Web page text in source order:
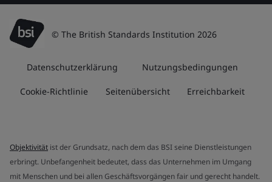
© The British Standards Institution 2026
Datenschutzerklärung Nutzungsbedingungen
Cookie-Richtlinie Seitenübersicht Erreichbarkeit
Objektivität ist der Grundsatz, nach dem das BSI seine Dienstleistungen
erbringt. Unbefangenheit bedeutet, dass das Unternehmen im Umgang
mit Menschen und bei allen Geschäftsvorgängen fair und gerecht handelt.